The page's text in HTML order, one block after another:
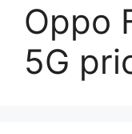
Oppo
5G